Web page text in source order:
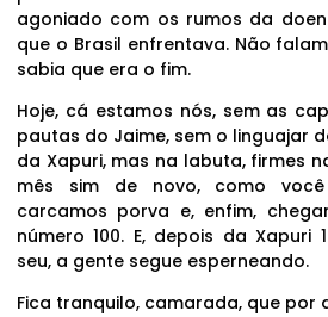
agoniado com os rumos da
que o Brasil enfrentava. Não
sabia que era o fim.
Hoje, cá estamos nós, sem as
pautas do Jaime, sem o linguajar
da Xapuri, mas na labuta, firmes
mês sim de novo, como você
carcamos porva e, enfim,
número 100. E, depois da Xapuri
seu, a gente segue esperneando.
Fica tranquilo, camarada, que por